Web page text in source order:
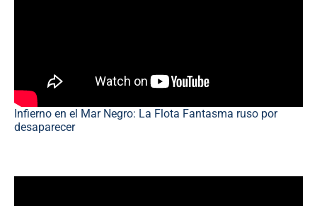
Infierno en el Mar Negro: La Flota Fantasma ruso por
desaparecer